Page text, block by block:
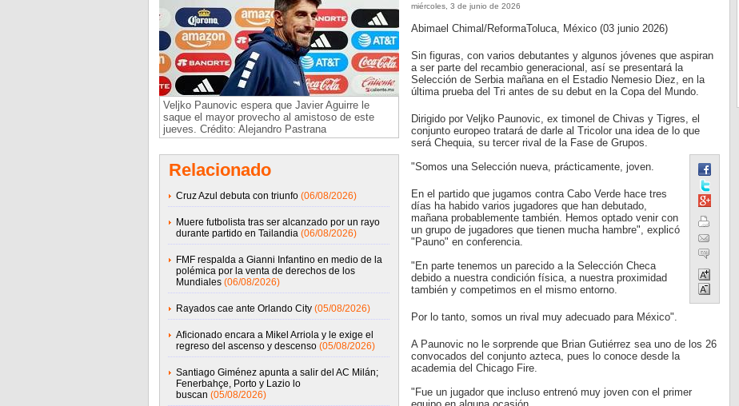
Veljko Paunovic espera que Javier Aguirre le
saque el mayor provecho al amistoso de este
jueves. Crédito: Alejandro Pastrana
Relacionado
Cruz Azul debuta con triunfo (06/08/2026)
Muere futbolista tras ser alcanzado por un rayo
durante partido en Tailandia (06/08/2026)
FMF respalda a Gianni Infantino en medio de la
polémica por la venta de derechos de los
Mundiales (06/08/2026)
Rayados cae ante Orlando City (05/08/2026)
Aficionado encara a Mikel Arriola y le exige el
regreso del ascenso y descenso (05/08/2026)
Santiago Giménez apunta a salir del AC Milán;
Fenerbahçe, Porto y Lazio lo
buscan (05/08/2026)
miércoles, 3 de junio de 2026
Abimael Chimal/ReformaToluca, México (03 junio 2026)
Sin figuras, con varios debutantes y algunos jóvenes que aspiran
a ser parte del recambio generacional, así se presentará la
Selección de Serbia mañana en el Estadio Nemesio Diez, en la
última prueba del Tri antes de su debut en la Copa del Mundo.
Dirigido por Veljko Paunovic, ex timonel de Chivas y Tigres, el
conjunto europeo tratará de darle al Tricolor una idea de lo que
será Chequia, su tercer rival de la Fase de Grupos.
"Somos una Selección nueva, prácticamente, joven.
En el partido que jugamos contra Cabo Verde hace tres
días ha habido varios jugadores que han debutado,
mañana probablemente también. Hemos optado venir con
un grupo de jugadores que tienen mucha hambre", explicó
"Pauno" en conferencia.
"En parte tenemos un parecido a la Selección Checa
debido a nuestra condición física, a nuestra proximidad
también y competimos en el mismo entorno.
Por lo tanto, somos un rival muy adecuado para México".
A Paunovic no le sorprende que Brian Gutiérrez sea uno de los 26
convocados del conjunto azteca, pues lo conoce desde la
academia del Chicago Fire.
"Fue un jugador que incluso entrenó muy joven con el primer